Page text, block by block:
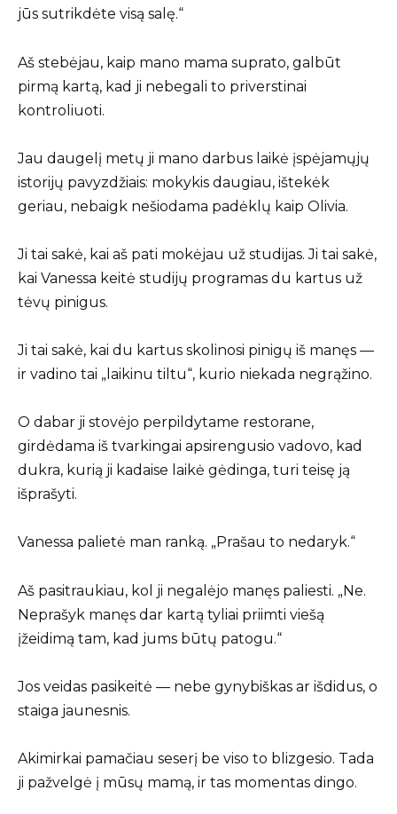
jūs sutrikdėte visą salę.“
Aš stebėjau, kaip mano mama suprato, galbūt
pirmą kartą, kad ji nebegali to priverstinai
kontroliuoti.
Jau daugelį metų ji mano darbus laikė įspėjamųjų
istorijų pavyzdžiais: mokykis daugiau, ištekėk
geriau, nebaigk nešiodama padėklų kaip Olivia.
Ji tai sakė, kai aš pati mokėjau už studijas. Ji tai sakė,
kai Vanessa keitė studijų programas du kartus už
tėvų pinigus.
Ji tai sakė, kai du kartus skolinosi pinigų iš manęs —
ir vadino tai „laikinu tiltu“, kurio niekada negrąžino.
O dabar ji stovėjo perpildytame restorane,
girdėdama iš tvarkingai apsirengusio vadovo, kad
dukra, kurią ji kadaise laikė gėdinga, turi teisę ją
išprašyti.
Vanessa palietė man ranką. „Prašau to nedaryk.“
Aš pasitraukiau, kol ji negalėjo manęs paliesti. „Ne.
Neprašyk manęs dar kartą tyliai priimti viešą
įžeidimą tam, kad jums būtų patogu.“
Jos veidas pasikeitė — nebe gynybiškas ar išdidus, o
staiga jaunesnis.
Akimirkai pamačiau seserį be viso to blizgesio. Tada
ji pažvelgė į mūsų mamą, ir tas momentas dingo.